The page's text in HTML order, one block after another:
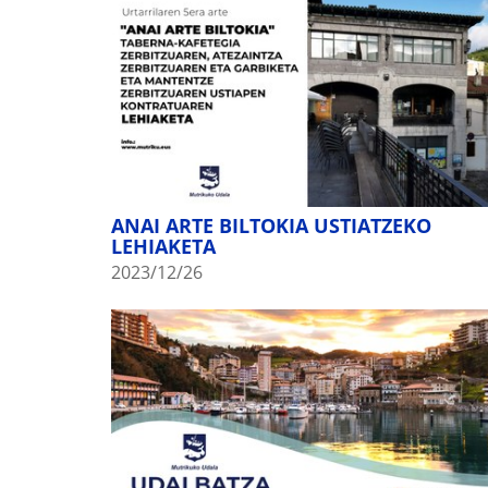
ANAI ARTE BILTOKIA USTIATZEKO
LEHIAKETA
2023/12/26